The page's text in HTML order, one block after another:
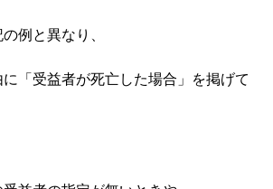
例と異なり、
に「受益者が死亡した場合」を掲げて